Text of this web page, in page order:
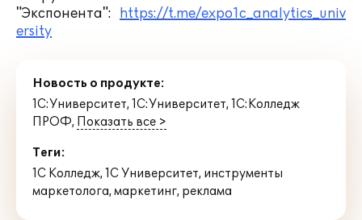
"Экспонента": https://t.me/expo1c_analytics_univ
ersity
Новость о продукте:
1С:Университет,1С:Университет,1С:Колледж
ПРОФ, Показать все >
Теги:
1С Колледж,1С Университет, инструменты
маркетолога,маркетинг, реклама